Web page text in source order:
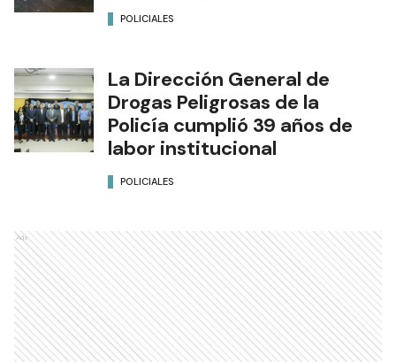
POLICIALES
La Dirección General de
Drogas Peligrosas de la
Policía cumplió 39 años de
labor institucional
POLICIALES
Ads